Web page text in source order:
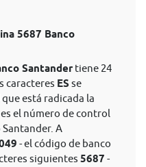
5687 Banco
Santander tiene 24
caracteres ES se
está radicada la
el número de control
A
- el código de banco
siguientes 5687 -